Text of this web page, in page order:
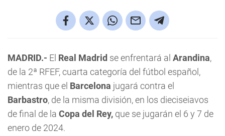
MADRID.- El Real Madrid se enfrentará al Arandina,
de la 2ª RFEF, cuarta categoría del fútbol español,
mientras que el Barcelona jugará contra el
Barbastro, de la misma división, en los dieciseiavos
de final de la Copa del Rey, que se jugarán el 6 y 7 de
enero de 2024.